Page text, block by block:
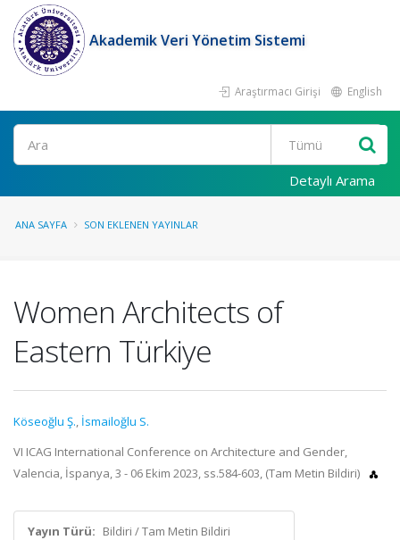
Akademik Veri Yönetim Sistemi
Araştırmacı Girişi English
Ara
Detaylı Arama
ANA SAYFA SON EKLENEN YAYINLAR
Women Architects of
Eastern Türkiye
Köseoğlu Ş., İsmailoğlu S.
VI ICAG International Conference on Architecture and Gender,
Valencia, İspanya, 3 - 06 Ekim 2023, ss.584-603, (Tam Metin Bildiri)
Yayın Türü: Bildiri / Tam Metin Bildiri